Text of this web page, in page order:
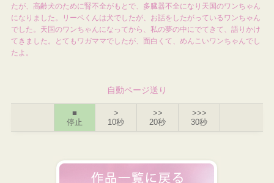
たが、高齢犬のために腎不全がもとで、多臓器不全になり天国のワンちゃん
になりました。リーベくんは犬でしたが、お話をしたがっているワンちゃん
でした。天国のワンちゃんになってから、私の夢の中にでてきて、語りかけ
てきました。とてもワガママでしたが、面白くて、めんこいワンちゃんでし
たよ。
自動ページ送り
■
停止
>
10秒
>>
20秒
>>>
30秒